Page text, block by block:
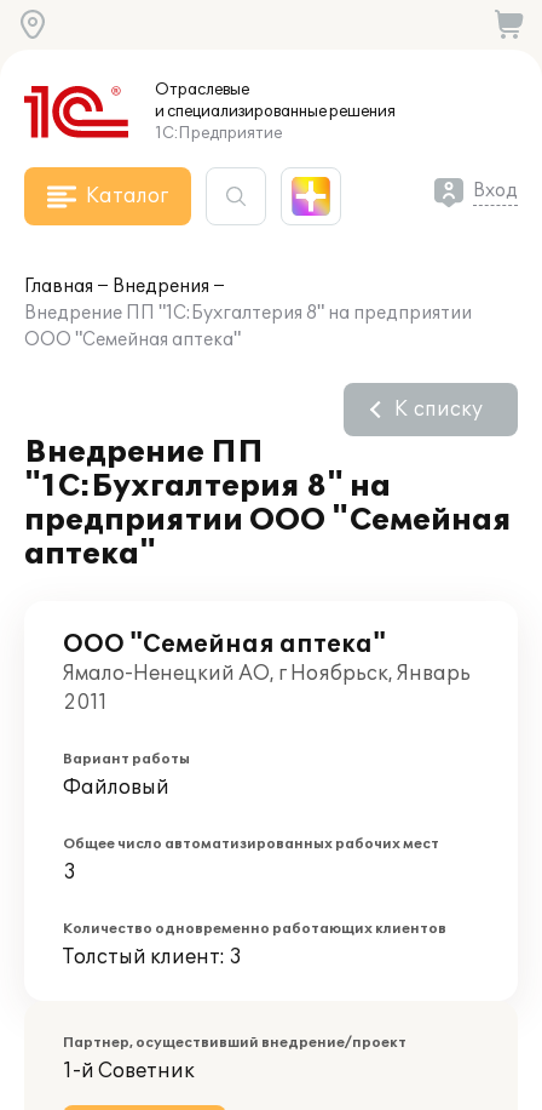
Отраслевые
и специализированныерешения
1С:Предприятие
Каталог Вход
Главная
Внедрения
Внедрение ПП "1С:Бухгалтерия 8" на предприятии
ООО "Семейная аптека"
Внедрение ПП
"1С:Бухгалтерия 8" на
предприятии ООО "Семейная
аптека"
К списку
ООО "Семейная аптека"
Ямало-Ненецкий АО, г Ноябрьск, Январь
2011
Вариант работы
Файловый
Общее число автоматизированных рабочих мест
3
Количество одновременно работающих клиентов
Толстый клиент: 3
Партнер, осуществивший внедрение/проект
1-й Советник